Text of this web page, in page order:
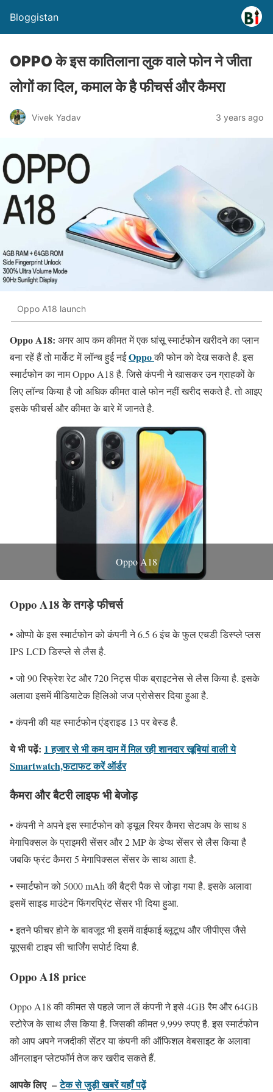
Bloggistan
OPPO के इस कातिलाना लुक वाले फोन ने जीता
लोगों का दिल, कमाल के है फीचर्स और कैमरा
Vivek Yadav 3 years ago
Oppo A18 launch
Oppo A18: अगर आप कम कीमत में एक धांसू स्मार्टफोन खरीदने का प्लान
बना रहें हैं तो मार्केट में लॉन्च हुई नईOppoकी फोन को देख सकते है. इस
स्मार्टफोन का नाम Oppo A18 है. जिसे कंपनी ने खासकर उन ग्राहकों के
लिए लॉन्च किया है जो अधिक कीमत वाले फोन नहीं खरीद सकते है. तो आइए
इसके फीचर्स और कीमत के बारे में जानते है.
Oppo A18
Oppo A18 के तगड़े फीचर्स
• ओप्पो के इस स्मार्टफोन को कंपनी ने 6.5 6 इंच के फुल एचडी डिस्प्ले प्लस
IPS LCD डिस्प्ले से लैस है.
• जो 90 रिफ्रेश रेट और 720 निट्स पीक ब्राइटनेस से लैस किया है. इसके
अलावा इसमें मीडियाटेक हिलिओ जज प्रोसेसर दिया हुआ है.
• कंपनी की यह स्मार्टफोन एंड्राइड 13 पर बेस्ड है.
ये भी पढ़ें: 1 हजार से भी कम दाम में मिल रही शानदार खूबियां वाली ये
Smartwatch,फटाफट करें ऑर्डर
कैमरा और बैटरी लाइफ भी बेजोड़
• कंपनी ने अपने इस स्मार्टफोन को ड्यूल रियर कैमरा सेटअप के साथ 8
मेगापिक्सल के प्राइमरी सेंसर और 2 MP के डेप्थ सेंसर से लैस किया है
जबकि फ्रंट कैमरा 5 मेगापिक्सल सेंसर के साथ आता है.
• स्मार्टफोन को 5000 mAh की बैट्री पैक से जोड़ा गया है. इसके अलावा
इसमें साइड माउंटेन फिंगरप्रिंट सेंसर भी दिया हुआ.
• इतने फीचर होने के बावजूद भी इसमें वाईफाई ब्लूटूथ और जीपीएस जैसे
यूएसबी टाइप सी चार्जिंग सपोर्ट दिया है.
Oppo A18 price
Oppo A18 की कीमत से पहले जान लें कंपनी ने इसे 4GB रैम और 64GB
स्टोरेज के साथ लैस किया है. जिसकी कीमत 9,999 रुपए है. इस स्मार्टफोन
को आप अपने नजदीकी सेंटर या कंपनी की ऑफिशल वेबसाइट के अलावा
ऑनलाइन प्लेटफॉर्म तेज कर खरीद सकते हैं.
आपके लिए –टेक से जुड़ी खबरें यहाँ पढ़ें